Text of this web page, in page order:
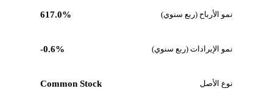
نمو الأرباح (ربع سنوي) 617.0%
نمو الإيرادات (ربع سنوي) -0.6%
نوع الأصل Common Stock